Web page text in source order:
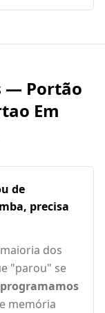
— Portão
Em
de
precisa
dos
"parou" se
memória